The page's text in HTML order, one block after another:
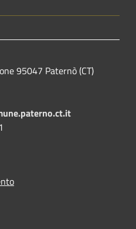
95047 Paternò (CT)